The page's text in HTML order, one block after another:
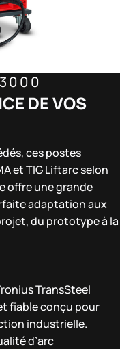
DE VOS
ces postes
et TIG Liftarc selon
offre une grande
adaptation aux
du prototype à la
TransSteel
fiable conçu pour
industrielle.
d’arc